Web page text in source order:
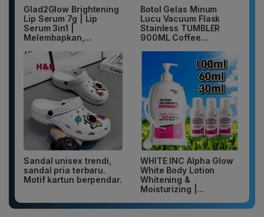
Glad2Glow Brightening
Lip Serum 7g | Lip
Serum 3in1 |
Melembapkan,...
Botol Gelas Minum
Lucu Vacuum Flask
Stainless TUMBLER
900ML Coffee...
Sandal unisex trendi,
sandal pria terbaru.
Motif kartun berpendar.
WHITE INC Alpha Glow
White Body Lotion
Whitening &
Moisturizing |...